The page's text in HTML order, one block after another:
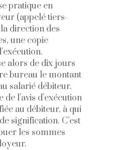
pratique en
(appelé tiers-
direction des
une copie
alors de dix jours
bureau le montant
salarié débiteur.
l’avis d’exécution
au débiteur, à qui
signification. C’est
les sommes